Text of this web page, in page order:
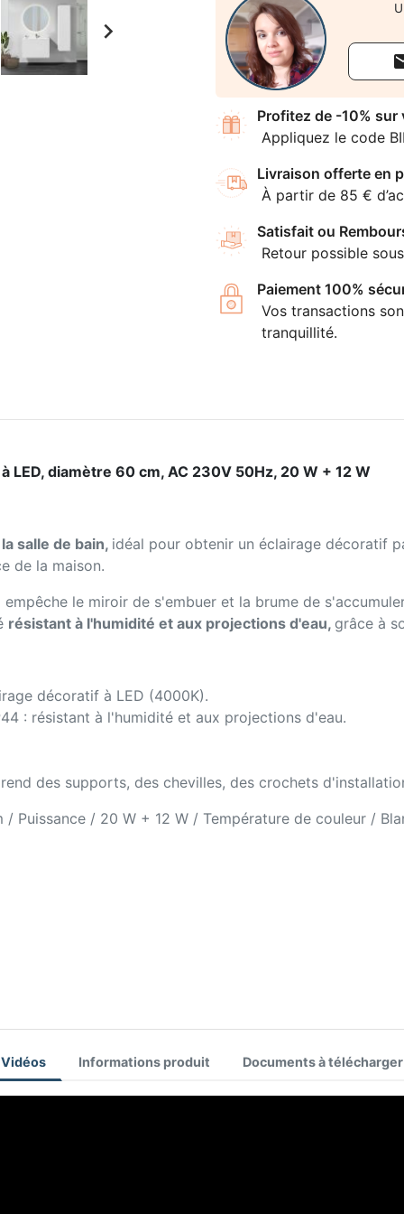

Profitez de -10% sur
Appliquez le code
Livraison offerte en
À partir de 85 €
Satisfait ou
Retour possible
Paiement 100%
Vos transactions
tranquillité.
diamètre 60 cm, AC 230V 50Hz, 20 W + 12 W
salle de bain, idéal pour obtenir un éclairage décoratif
de la maison.
le miroir de s'embuer et la brume de
résistant à l'humidité et aux projections d'eau, grâce à
décoratif à LED (4000K).
: résistant à l'humidité et aux projections d'eau.
des supports, des chevilles, des crochets
Puissance / 20 W + 12 W / Température de couleur /
Vidéos Informations produit Documents à télécharger